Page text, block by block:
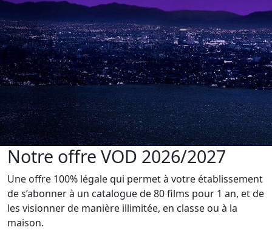
Notre offre VOD 2026/2027
Une offre 100% légale qui permet à votre établissement
de s’abonner à un catalogue de 80 films pour 1 an, et de
les visionner de manière illimitée, en classe ou à la
maison.